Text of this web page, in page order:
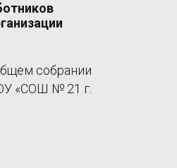
собрании
«СОШ № 21 г.